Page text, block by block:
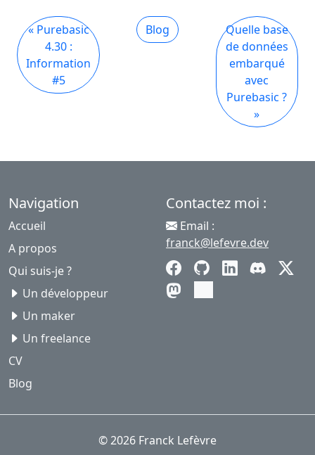
« Purebasic
4.30 :
Information
#5
Blog
Quelle base
de données
embarqué
avec
Purebasic ?
»
Navigation
Accueil
A propos
Qui suis-je ?
Un développeur
Un maker
Un freelance
CV
Blog
Contactez moi :
Email :
franck@lefevre.dev
© 2026 Franck Lefèvre